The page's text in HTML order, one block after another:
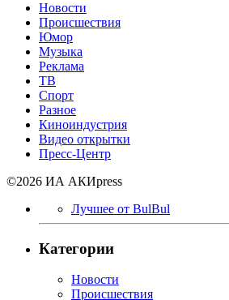
Новости
Происшествия
Юмор
Музыка
Реклама
ТВ
Спорт
Разное
Киноиндустрия
Видео открытки
Пресс-Центр
©2026 ИА АКИpress
Лучшее от BulBul
Категории
Новости
Происшествия